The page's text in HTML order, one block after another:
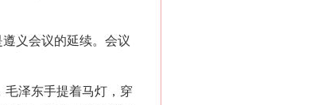
义会议的延续。会议
泽东手提着马灯，穿